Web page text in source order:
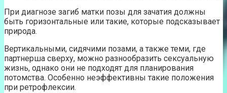
При диагнозе загиб матки позы для зачатия должны
быть горизонтальные или такие, которые подсказывает
природа.
Вертикальными, сидячими позами, а также теми, где
партнерша сверху, можно разнообразить сексуальную
жизнь, однако они не подходят для планирования
потомства. Особенно неэффективны такие положения
при ретрофлексии.